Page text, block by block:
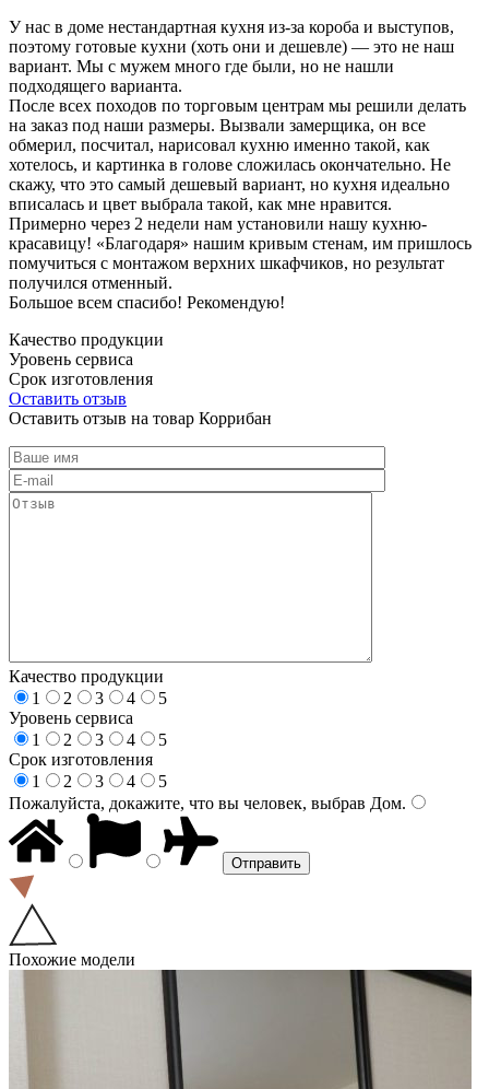
У нас в доме нестандартная кухня из-за короба и выступов,
поэтому готовые кухни (хоть они и дешевле) — это не наш
вариант. Мы с мужем много где были, но не нашли
подходящего варианта.
После всех походов по торговым центрам мы решили делать
на заказ под наши размеры. Вызвали замерщика, он все
обмерил, посчитал, нарисовал кухню именно такой, как
хотелось, и картинка в голове сложилась окончательно. Не
скажу, что это самый дешевый вариант, но кухня идеально
вписалась и цвет выбрала такой, как мне нравится.
Примерно через 2 недели нам установили нашу кухню-
красавицу! «Благодаря» нашим кривым стенам, им пришлось
помучиться с монтажом верхних шкафчиков, но результат
получился отменный.
Большое всем спасибо! Рекомендую!
Качество продукции
Уровень сервиса
Срок изготовления
Оставить отзыв
Оставить отзыв на товар Коррибан
Качество продукции
1
2 3 4
5
Уровень сервиса
1
2 3 4
5
Срок изготовления
1
2 3 4
5
Пожалуйста, докажите, что вы человек, выбрав Дом.
Похожие модели